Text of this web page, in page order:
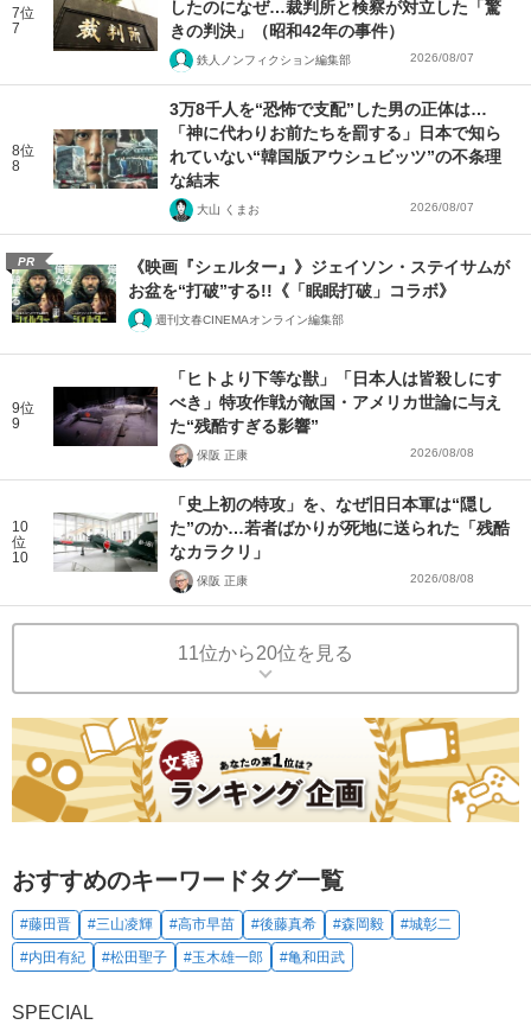
7位
7
したのになぜ…裁判所と検察が対立した「驚
きの判決」（昭和42年の事件）
鉄人ノンフィクション編集部 2026/08/07
8位
8
3万8千人を“恐怖で支配”した男の正体は…
「神に代わりお前たちを罰する」日本で知ら
れていない“韓国版アウシュビッツ”の不条理
な結末
大山 くまお 2026/08/07
PR
《映画『シェルター』》ジェイソン・ステイサムが
お盆を“打破”する!!《「眠眠打破」コラボ》
週刊文春CINEMAオンライン編集部
9位
9
「ヒトより下等な獣」「日本人は皆殺しにす
べき」特攻作戦が敵国・アメリカ世論に与え
た“残酷すぎる影響”
保阪 正康 2026/08/08
10
位
10
「史上初の特攻」を、なぜ旧日本軍は“隠し
た”のか…若者ばかりが死地に送られた「残酷
なカラクリ」
保阪 正康 2026/08/08
11位から20位を見る
おすすめのキーワードタグ一覧
#藤田晋 #三山凌輝 #高市早苗 #後藤真希 #森岡毅
#城彰二
#内田有紀
#松田聖子 #玉木雄一郎 #亀和田武
SPECIAL